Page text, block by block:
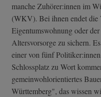
manche Zuhörer:innen im
(WKV). Bei ihnen endet die
Eigentumswohnung oder
Altersvorsorge zu sichern.
einer von fünf
Schlossplatz zu Wort
gemeinwohlorientiertes
Württemberg", das wissen